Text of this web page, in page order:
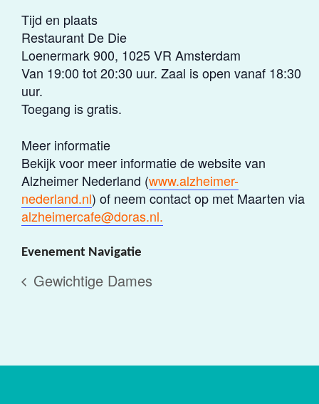
Tijd en plaats
Restaurant De Die
Loenermark 900, 1025 VR Amsterdam
Van 19:00 tot 20:30 uur. Zaal is open vanaf 18:30
uur.
Toegang is gratis.
Meer informatie
Bekijk voor meer informatie de website van
Alzheimer Nederland (www.alzheimer-
nederland.nl) of neem contact op met Maarten via
alzheimercafe@doras.nl.
Evenement Navigatie
Gewichtige Dames